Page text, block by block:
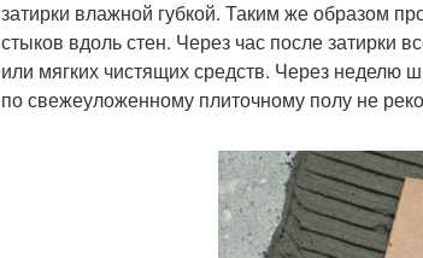
затирки влажной губкой. Таким же образом
стыков вдоль стен. Через час после
или мягких чистящих средств. Через
по свежеуложенному плиточному полу не